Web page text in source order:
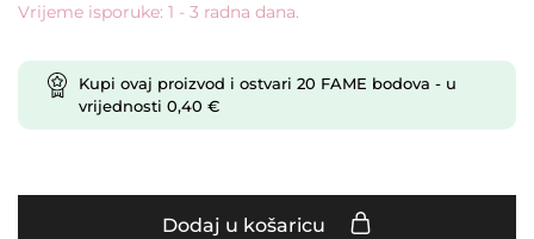
Vrijeme isporuke: 1 - 3 radna dana.
Kupi ovaj proizvod i ostvari 20 FAME bodova - u
vrijednosti 0,40 €
Dodaj u košaricu